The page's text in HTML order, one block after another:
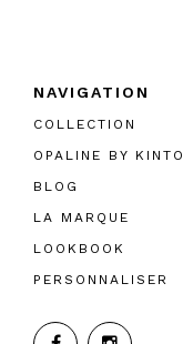
NAVIGATION
COLLECTION
OPALINE BY KINTO
BLOG
LA MARQUE
LOOKBOOK
PERSONNALISER